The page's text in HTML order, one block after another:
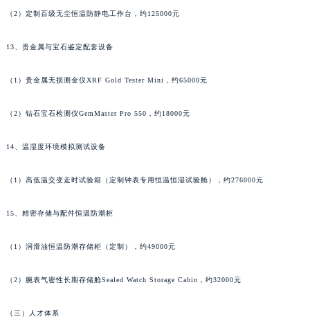
（2）定制百级无尘恒温防静电工作台，约125000元
13、贵金属与宝石鉴定配套设备
（1）贵金属无损测金仪XRF Gold Tester Mini，约65000元
（2）钻石宝石检测仪GemMaster Pro 550，约18000元
14、温湿度环境模拟测试设备
（1）高低温交变走时试验箱（定制钟表专用恒温恒湿试验舱），约276000元
15、精密存储与配件恒温防潮柜
（1）润滑油恒温防潮存储柜（定制），约49000元
（2）腕表气密性长期存储舱Sealed Watch Storage Cabin，约32000元
（三）人才体系